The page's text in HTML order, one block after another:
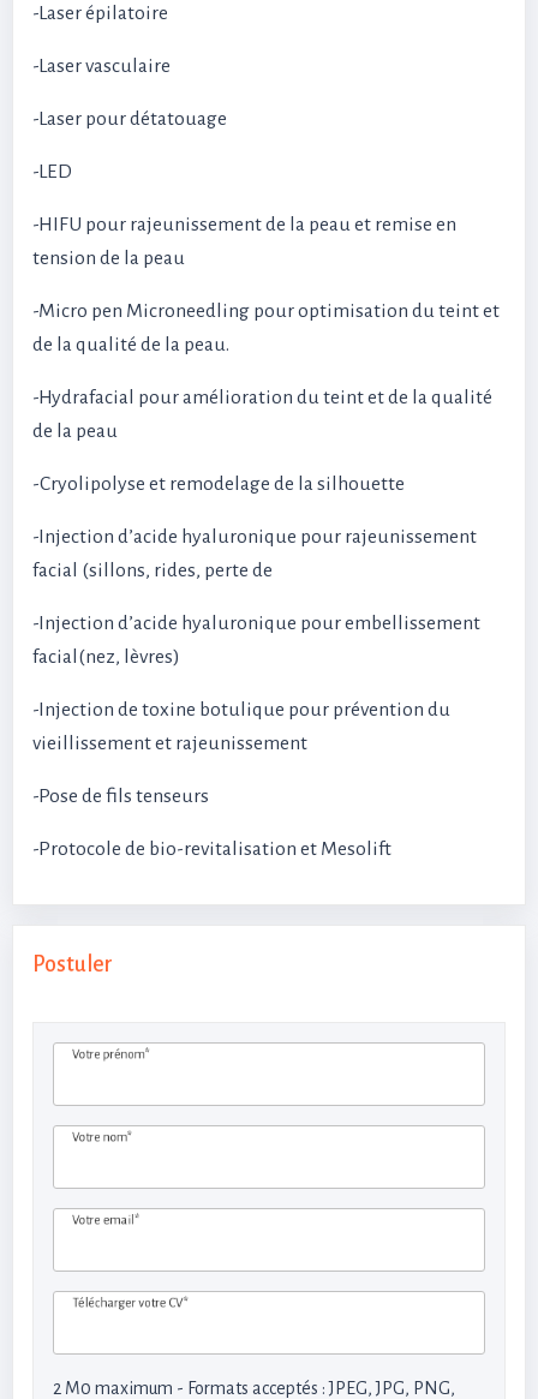
-Laser épilatoire
-Laser vasculaire
-Laser pour détatouage
-LED
-HIFU pour rajeunissement de la peau et remise en
tension de la peau
-Micro pen Microneedling pour optimisation du teint et
de la qualité de la peau.
-Hydrafacial pour amélioration du teint et de la qualité
de la peau
-Cryolipolyse et remodelage de la silhouette
-Injection d’acide hyaluronique pour rajeunissement
facial (sillons, rides, perte de
-Injection d’acide hyaluronique pour embellissement
facial(nez, lèvres)
-Injection de toxine botulique pour prévention du
vieillissement et rajeunissement
-Pose de fils tenseurs
-Protocole de bio-revitalisation et Mesolift
Postuler
Votre prénom*
Votre nom*
Votre email*
Télécharger votre CV*
2 M0 maximum - Formats acceptés : JPEG, JPG, PNG,